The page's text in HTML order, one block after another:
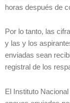
horas después de
Por lo tanto, las
y las y los
enviadas sean
registral de los
El Instituto